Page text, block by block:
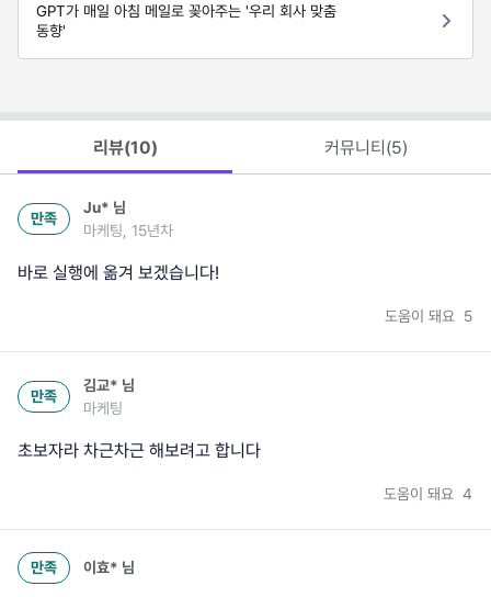
GPT가 매일 아침 메일로 꽂아주는 '우리 회사 맞춤
동향'
리뷰(10) 커뮤니티(5)
만족
Ju* 님
마케팅, 15년차
바로 실행에 옮겨 보겠습니다!
도움이 돼요 5
만족
김교* 님
마케팅
초보자라 차근차근 해보려고 합니다
도움이 돼요 4
만족 이효* 님